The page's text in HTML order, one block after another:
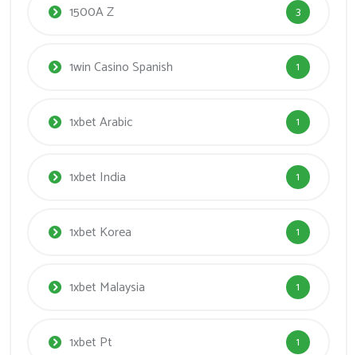
1500A Z 3
1win Casino Spanish 1
1xbet Arabic 1
1xbet India 1
1xbet Korea 1
1xbet Malaysia 1
1xbet Pt 1